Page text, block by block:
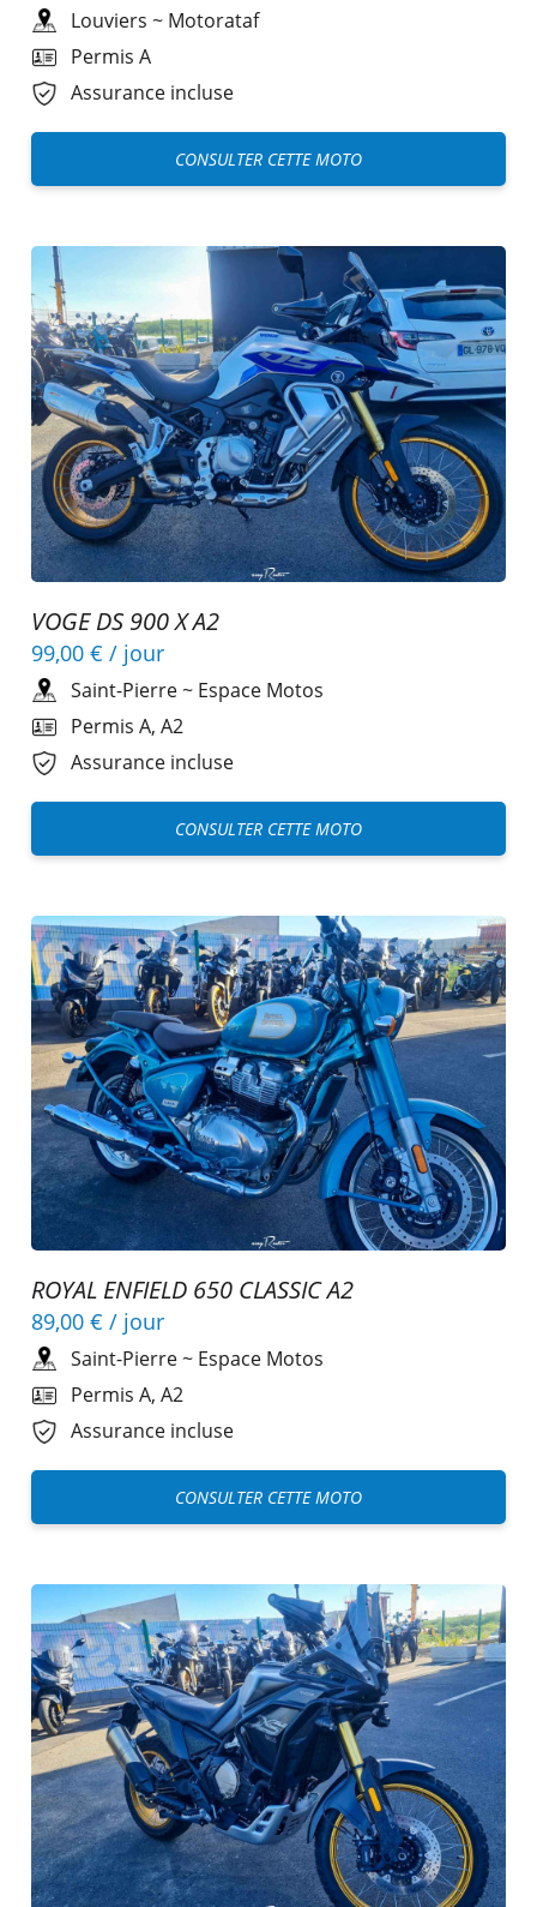
Louviers ~ Motorataf
Permis A
Assurance incluse
CONSULTER CETTE MOTO
VOGE DS 900 X A2
99,00 € / jour
Saint-Pierre~ Espace Motos
Permis A, A2
Assurance incluse
CONSULTER CETTE MOTO
ROYAL ENFIELD 650 CLASSIC A2
89,00 € / jour
Saint-Pierre~ Espace Motos
Permis A, A2
Assurance incluse
CONSULTER CETTE MOTO